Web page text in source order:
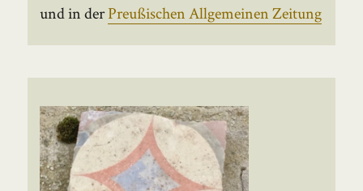
und in derPreußischen Allgemeinen Zeitung